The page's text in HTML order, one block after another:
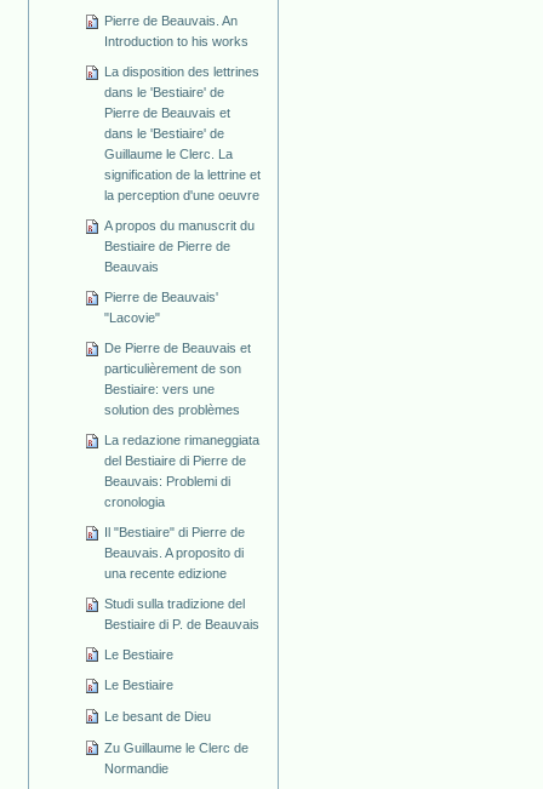
Pierre de Beauvais. An
Introduction to his works
La disposition des lettrines
dans le 'Bestiaire' de
Pierre de Beauvais et
dans le 'Bestiaire' de
Guillaume le Clerc. La
signification de la lettrine et
la perception d'une oeuvre
A propos du manuscrit du
Bestiaire de Pierre de
Beauvais
Pierre de Beauvais'
"Lacovie"
De Pierre de Beauvais et
particulièrement de son
Bestiaire: vers une
solution des problèmes
La redazione rimaneggiata
del Bestiaire di Pierre de
Beauvais: Problemi di
cronologia
Il "Bestiaire" di Pierre de
Beauvais. A proposito di
una recente edizione
Studi sulla tradizione del
Bestiaire di P. de Beauvais
Le Bestiaire
Le Bestiaire
Le besant de Dieu
Zu Guillaume le Clerc de
Normandie